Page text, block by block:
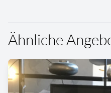
Ähnliche